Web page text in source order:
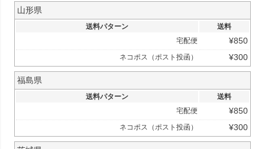
山形県
送料パターン
送料
宅配便
¥850
ネコポス（ポスト投函） ¥300
福島県
送料パターン
送料
宅配便
¥850
ネコポス（ポスト投函） ¥300